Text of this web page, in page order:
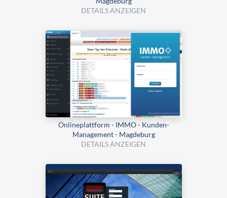
DETAILS ANZEIGEN
Onlineplattform - IMMO - Kunden-
Management - Magdeburg
DETAILS ANZEIGEN